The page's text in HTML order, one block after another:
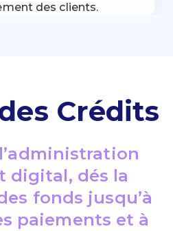
des clients.
Crédits
digital, dés la
fonds jusqu’à
paiements et à